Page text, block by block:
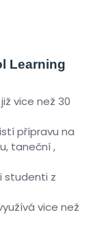
Learning
vice než 30
přípravu na
taneční ,
studenti z
vice než